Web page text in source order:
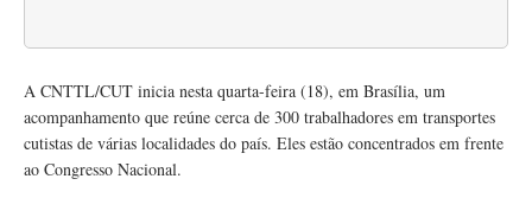
A CNTTL/CUT inicia nesta quarta-feira (18), em Brasília, um
acompanhamento que reúne cerca de 300 trabalhadores em transportes
cutistas de várias localidades do país. Eles estão concentrados em frente
ao Congresso Nacional.